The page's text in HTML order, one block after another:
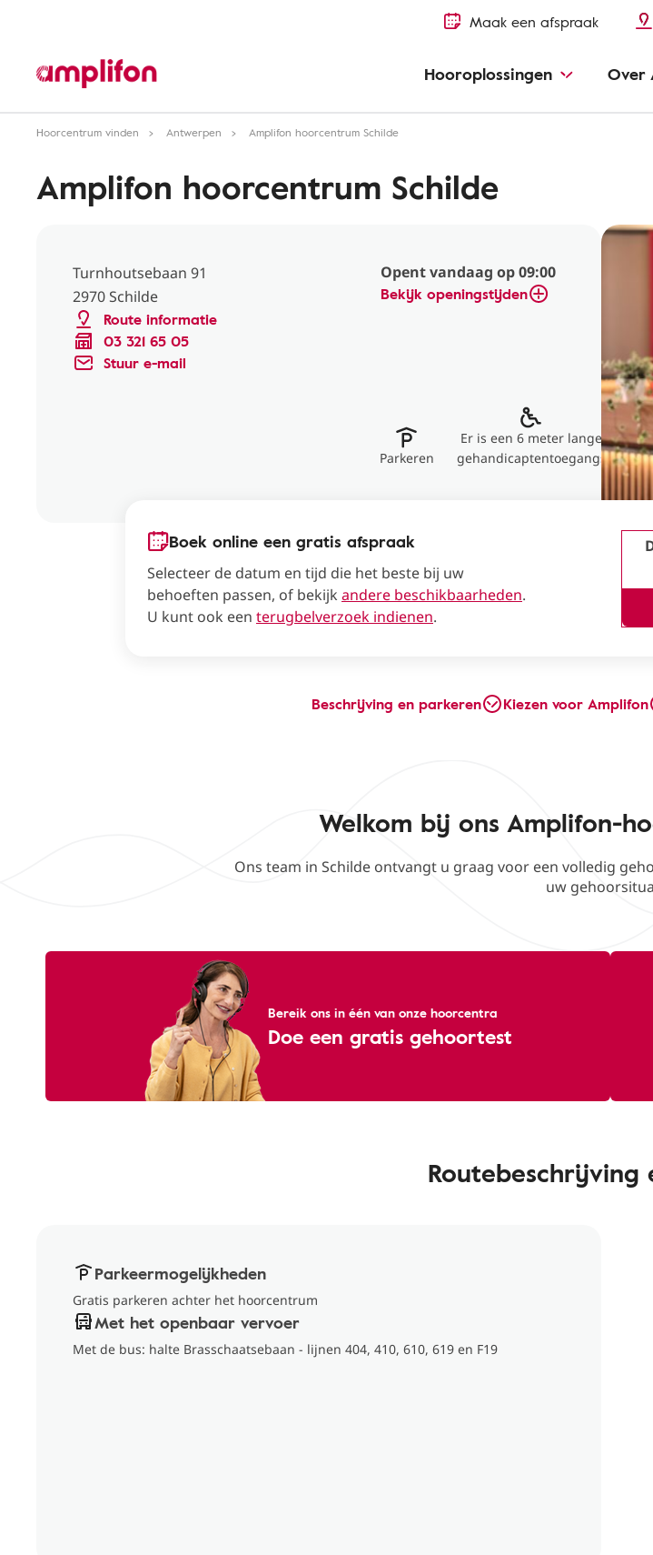
Maak een afspraak
Hooroplossingen Over
Hoorcentrum vinden Antwerpen Amplifon hoorcentrum Schilde
Amplifon hoorcentrum Schilde
Turnhoutsebaan 91
2970 Schilde
Route informatie
03 321 65 05
Stuur e-mail
Opent vandaag op 09:00
Bekijk openingstijden
Parkeren
Er is een 6 meter lange
gehandicaptentoegangs
Boek online een gratis afspraak
Selecteer de datum en tijd die het beste bij uw
behoeften passen, of bekijk andere beschikbaarheden.
U kunt ook een terugbelverzoek indienen.
Beschrijving en parkeren Kiezen voor Amplifon
Welkom bij ons Amplifon-
Ons team in Schilde ontvangt u graag voor een volledig
uw
Bereik ons ​​in één van onze hoorcentra
Doe een gratis gehoortest
Routebeschrijving
Parkeermogelijkheden
Gratis parkeren achter het hoorcentrum
Met het openbaar vervoer
Met de bus: halte Brasschaatsebaan - lijnen 404, 410, 610, 619 en F19